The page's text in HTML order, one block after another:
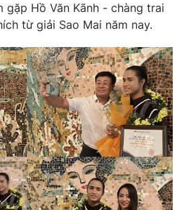
hình Việt Nam
gặp Hồ Văn Kãnh - chàng trai
từ giải Sao Mai năm nay.